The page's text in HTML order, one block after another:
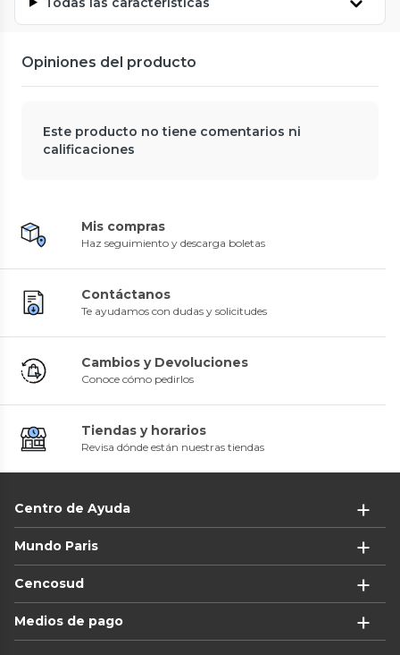
Opiniones del producto
Este producto no tiene comentarios ni
calificaciones
Mis compras
Haz seguimiento y descarga boletas
Contáctanos
Te ayudamos con dudas y solicitudes
Cambios y Devoluciones
Conoce cómo pedirlos
Tiendas y horarios
Revisa dónde están nuestras tiendas
Centro de Ayuda
Mundo Paris
Cencosud
Medios de pago